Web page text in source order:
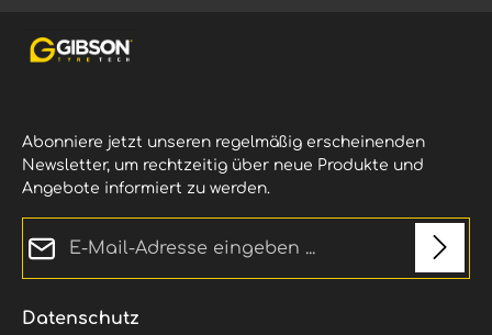
Abonniere jetzt unseren regelmäßig erscheinenden
Newsletter, um rechtzeitig über neue Produkte und
Angebote informiert zu werden.
Datenschutz